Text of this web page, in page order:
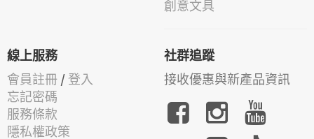
創意文具
線上服務
會員註冊 / 登入
忘記密碼
服務條款
隱私權政策
社群追蹤
接收優惠與新產品資訊